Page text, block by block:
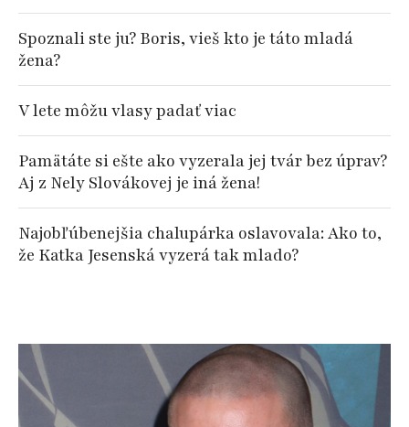
Spoznali ste ju? Boris, vieš kto je táto mladá
žena?
V lete môžu vlasy padať viac
Pamätáte si ešte ako vyzerala jej tvár bez úprav?
Aj z Nely Slovákovej je iná žena!
Najobľúbenejšia chalupárka oslavovala: Ako to,
že Katka Jesenská vyzerá tak mlado?